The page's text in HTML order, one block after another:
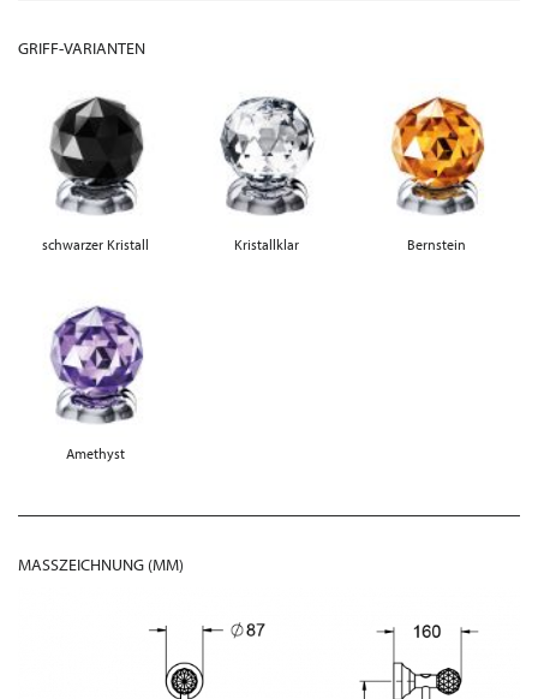
GRIFF-VARIANTEN
schwarzer Kristall Kristallklar Bernstein
Amethyst
MASSZEICHNUNG (MM)